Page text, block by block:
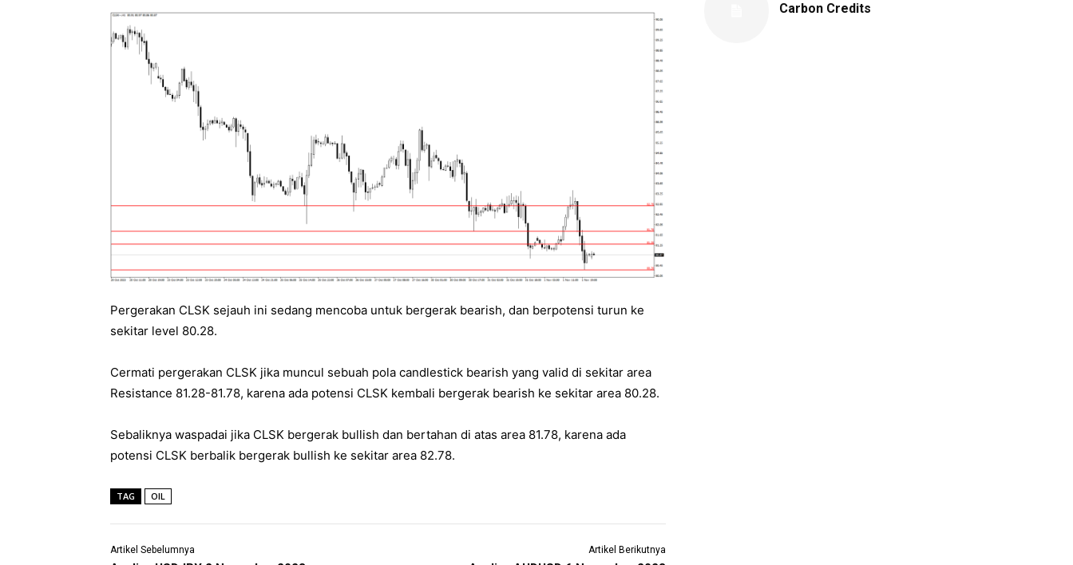
Pergerakan CLSK sejauh ini sedang mencoba untuk bergerak bearish, dan berpotensi turun ke
sekitar level 80.28.
Cermati pergerakan CLSK jika muncul sebuah pola candlestick bearish yang valid di sekitar area
Resistance 81.28-81.78, karena ada potensi CLSK kembali bergerak bearish ke sekitar area 80.28.
Sebaliknya waspadai jika CLSK bergerak bullish dan bertahan di atas area 81.78, karena ada
potensi CLSK berbalik bergerak bullish ke sekitar area 82.78.
TAG OIL
Artikel Sebelumnya Artikel Berikutnya
Carbon Credits